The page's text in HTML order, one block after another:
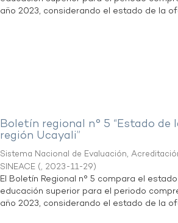
año 2023, considerando el estado de la
Boletín regional n° 5 “Estado
región Ucayali”
Sistema Nacional de Evaluación,
SINEACE (, 2023-11-29)
El Boletín Regional n° 5 compara el
educación superior para el periodo
año 2023, considerando el estado de la